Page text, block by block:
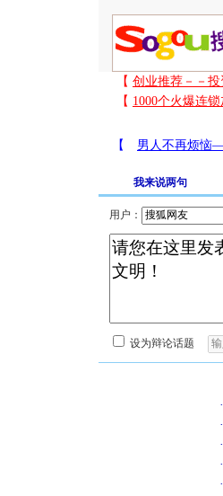
我来说两句
用户：
设为辩论话题
·
·
·
·
·